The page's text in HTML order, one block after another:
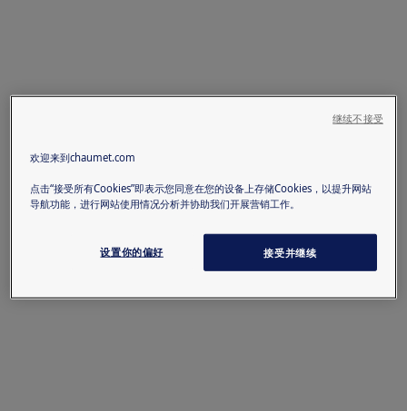
欢迎来到chaumet.com
点击“接受所有Cookies”即表示您同意在您的设备上存储Cookies，以提升网站
导航功能，进行网站使用情况分析并协助我们开展营销工作。
设置你的偏好 接受并继续
继续不接受